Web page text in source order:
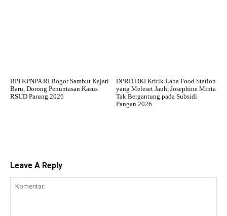
BPI KPNPA RI Bogor Sambut Kajari
Baru, Dorong Penuntasan Kasus
RSUD Parung 2026
DPRD DKI Kritik Laba Food Station
yang Meleset Jauh, Josephine Minta
Tak Bergantung pada Subsidi
Pangan 2026
Leave A Reply